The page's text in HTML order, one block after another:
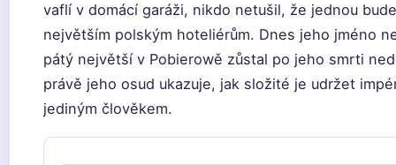
vaflí v domácí garáži, nikdo netušil, že jednou
největším polským hoteliérům. Dnes jeho jméno
pátý největší v Pobierowě zůstal po jeho smrti
právě jeho osud ukazuje, jak složité je udržet
jediným člověkem.